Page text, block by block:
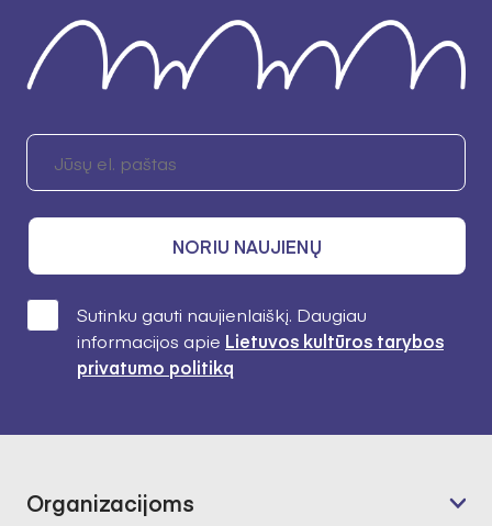
NORIU NAUJIENŲ
Sutinku gauti naujienlaiškį. Daugiau
informacijos apie Lietuvos kultūros tarybos
privatumo politiką
Organizacijoms